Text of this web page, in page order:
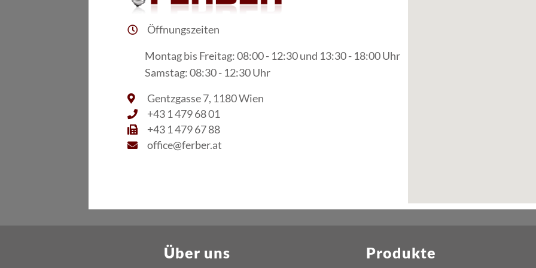
Öffnungszeiten
Montag bis Freitag: 08:00 - 12:30 und 13:30 - 18:00 Uhr
Samstag: 08:30 - 12:30 Uhr
Gentzgasse 7, 1180 Wien
+43 1 479 68 01
+43 1 479 67 88
office@ferber.at
Über uns Produkte